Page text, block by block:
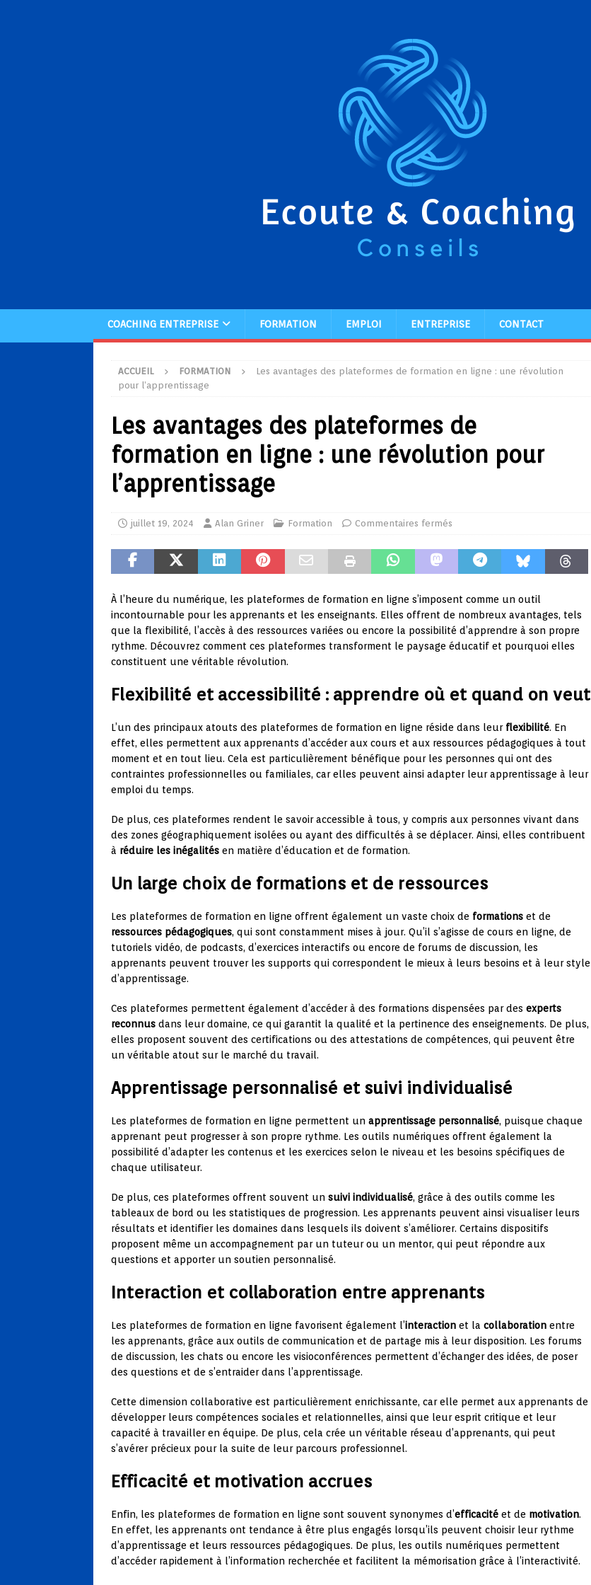
COACHING ENTREPRISE FORMATION EMPLOI ENTREPRISE CONTACT
ACCUEIL FORMATION
Les avantages des plateformes de formation en ligne : une révolution
pour l’apprentissage
Les avantages des plateformes de
formation en ligne : une révolution pour
l’apprentissage
juillet 19, 2024 Alan Griner Formation Commentaires fermés
À l’heure du numérique, les plateformes de formation en ligne s’imposent comme un outil
incontournable pour les apprenants et les enseignants. Elles offrent de nombreux avantages, tels
que la flexibilité, l’accès à des ressources variées ou encore la possibilité d’apprendre à son propre
rythme. Découvrez comment ces plateformes transforment le paysage éducatif et pourquoi elles
constituent une véritable révolution.
Flexibilité et accessibilité : apprendre où et quand on veut
L’un des principaux atouts des plateformes de formation en ligne réside dans leur flexibilité. En
effet, elles permettent aux apprenants d’accéder aux cours et aux ressources pédagogiques à tout
moment et en tout lieu. Cela est particulièrement bénéfique pour les personnes qui ont des
contraintes professionnelles ou familiales, car elles peuvent ainsi adapter leur apprentissage à leur
emploi du temps.
De plus, ces plateformes rendent le savoir accessible à tous, y compris aux personnes vivant dans
des zones géographiquement isolées ou ayant des difficultés à se déplacer. Ainsi, elles contribuent
à réduire les inégalités en matière d’éducation et de formation.
Un large choix de formations et de ressources
Les plateformes de formation en ligne offrent également un vaste choix de formations et de
ressources pédagogiques, qui sont constamment mises à jour. Qu’il s’agisse de cours en ligne, de
tutoriels vidéo, de podcasts, d’exercices interactifs ou encore de forums de discussion, les
apprenants peuvent trouver les supports qui correspondent le mieux à leurs besoins et à leur style
d’apprentissage.
Ces plateformes permettent également d’accéder à des formations dispensées par des experts
reconnus dans leur domaine, ce qui garantit la qualité et la pertinence des enseignements. De plus,
elles proposent souvent des certifications ou des attestations de compétences, qui peuvent être
un véritable atout sur le marché du travail.
Apprentissage personnalisé et suivi individualisé
Les plateformes de formation en ligne permettent un apprentissage personnalisé, puisque chaque
apprenant peut progresser à son propre rythme. Les outils numériques offrent également la
possibilité d’adapter les contenus et les exercices selon le niveau et les besoins spécifiques de
chaque utilisateur.
De plus, ces plateformes offrent souvent un suivi individualisé, grâce à des outils comme les
tableaux de bord ou les statistiques de progression. Les apprenants peuvent ainsi visualiser leurs
résultats et identifier les domaines dans lesquels ils doivent s’améliorer. Certains dispositifs
proposent même un accompagnement par un tuteur ou un mentor, qui peut répondre aux
questions et apporter un soutien personnalisé.
Interaction et collaboration entre apprenants
Les plateformes de formation en ligne favorisent également l’interaction et la collaboration entre
les apprenants, grâce aux outils de communication et de partage mis à leur disposition. Les forums
de discussion, les chats ou encore les visioconférences permettent d’échanger des idées, de poser
des questions et de s’entraider dans l’apprentissage.
Cette dimension collaborative est particulièrement enrichissante, car elle permet aux apprenants de
développer leurs compétences sociales et relationnelles, ainsi que leur esprit critique et leur
capacité à travailler en équipe. De plus, cela crée un véritable réseau d’apprenants, qui peut
s’avérer précieux pour la suite de leur parcours professionnel.
Efficacité et motivation accrues
Enfin, les plateformes de formation en ligne sont souvent synonymes d’efficacité et de motivation.
En effet, les apprenants ont tendance à être plus engagés lorsqu’ils peuvent choisir leur rythme
d’apprentissage et leurs ressources pédagogiques. De plus, les outils numériques permettent
d’accéder rapidement à l’information recherchée et facilitent la mémorisation grâce à l’interactivité.